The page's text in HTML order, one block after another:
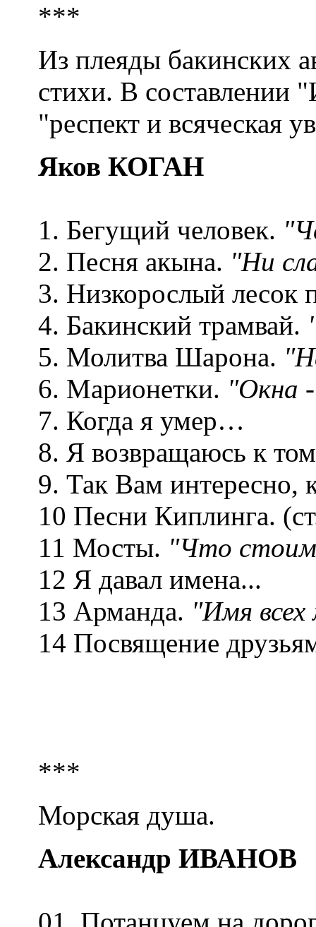
***
Из плеяды бакинских
стихи. В составлении
"респект и всяческая
Яков КОГАН
1. Бегущий человек.
2. Песня акына. "Ни
3. Низкорослый лесок
4. Бакинский трамвай.
5. Молитва Шарона.
6. Марионетки. "Окна
7. Когда я умер…
8. Я возвращаюсь к
9. Так Вам
10 Песни Киплинга.
11 Мосты. "Что
12 Я давал имена...
13 Арманда. "Имя
14 Посвящение
***
Морская душа.
Александр ИВАНОВ